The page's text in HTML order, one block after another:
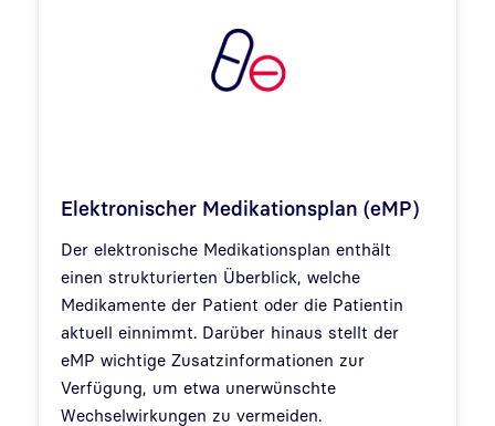
Elektronischer Medikationsplan (eMP)
Der elektronische Medikationsplan enthält
einen strukturierten Überblick, welche
Medikamente der Patient oder die Patientin
aktuell einnimmt. Darüber hinaus stellt der
eMP wichtige Zusatzinformationen zur
Verfügung, um etwa unerwünschte
Wechselwirkungen zu vermeiden.